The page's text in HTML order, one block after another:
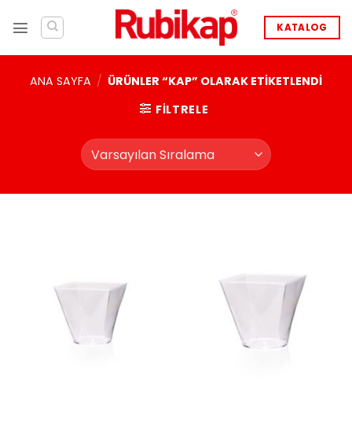
atla
KATALOG
ANA SAYFA / ÜRÜNLER “KAP” OLARAK ETIKETLENDI
FILTRELE